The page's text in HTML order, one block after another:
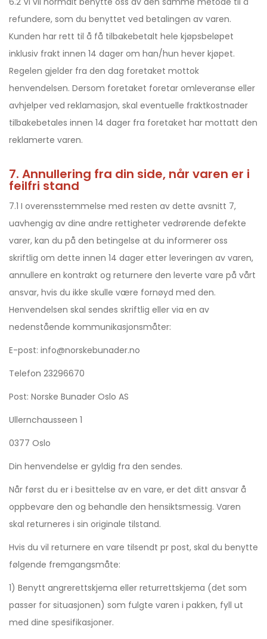
refundere, som du benyttet ved betalingen av varen.
Kunden har rett til å få tilbakebetalt hele kjøpsbeløpet
inklusiv frakt innen 14 dager om han/hun hever kjøpet.
Regelen gjelder fra den dag foretaket mottok
henvendelsen. Dersom foretaket foretar omleveranse eller
avhjelper ved reklamasjon, skal eventuelle fraktkostnader
tilbakebetales innen 14 dager fra foretaket har mottatt den
reklamerte varen.
7. Annullering fra din side, når varen er i
feilfri stand
7.1 I overensstemmelse med resten av dette avsnitt 7,
uavhengig av dine andre rettigheter vedrørende defekte
varer, kan du på den betingelse at du informerer oss
skriftlig om dette innen 14 dager etter leveringen av varen,
annullere en kontrakt og returnere den leverte vare på vårt
ansvar, hvis du ikke skulle være fornøyd med den.
Henvendelsen skal sendes skriftlig eller via en av
nedenstående kommunikasjonsmåter:
E-post: info@norskebunader.no
Telefon 23296670
Post: Norske Bunader Oslo AS
Ullernchausseen 1
0377 Oslo
Din henvendelse er gyldig fra den sendes.
Når først du er i besittelse av en vare, er det ditt ansvar å
oppbevare den og behandle den hensiktsmessig. Varen
skal returneres i sin originale tilstand.
Hvis du vil returnere en vare tilsendt pr post, skal du benytte
følgende fremgangsmåte:
1) Benytt angrerettskjema eller returrettskjema (det som
passer for situasjonen) som fulgte varen i pakken, fyll ut
med dine spesifikasjoner.